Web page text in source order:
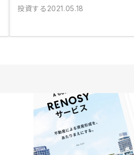
投資する 2021.05.18